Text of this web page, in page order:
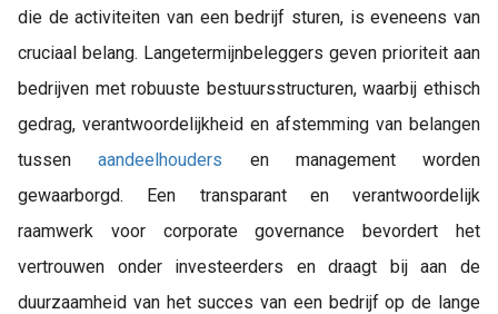
die de activiteiten van een bedrijf sturen, is eveneens van
cruciaal belang. Langetermijnbeleggers geven prioriteit aan
bedrijven met robuuste bestuursstructuren, waarbij ethisch
gedrag, verantwoordelijkheid en afstemming van belangen
tussenaandeelhouders en management worden
gewaarborgd. Een transparant en verantwoordelijk
raamwerk voor corporate governance bevordert het
vertrouwen onder investeerders en draagt bij aan de
duurzaamheid van het succes van een bedrijf op de lange